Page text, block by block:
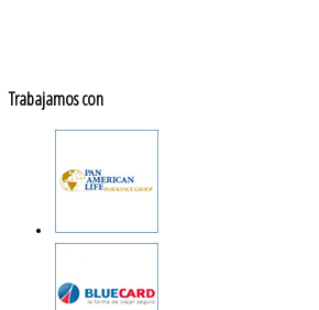
Trabajamos con